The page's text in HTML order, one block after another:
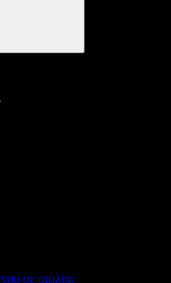
σε ομιλία;